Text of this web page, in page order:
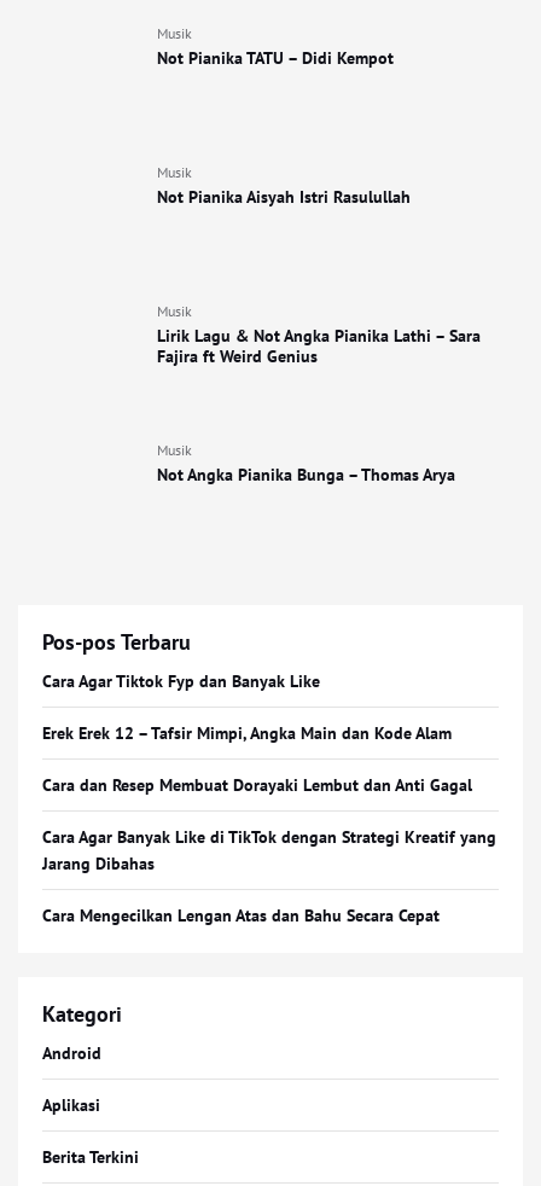
Musik
Not Pianika TATU – Didi Kempot
Musik
Not Pianika Aisyah Istri Rasulullah
Musik
Lirik Lagu & Not Angka Pianika Lathi – Sara
Fajira ft Weird Genius
Musik
Not Angka Pianika Bunga – Thomas Arya
Pos-pos Terbaru
Cara Agar Tiktok Fyp dan Banyak Like
Erek Erek 12 – Tafsir Mimpi, Angka Main dan Kode Alam
Cara dan Resep Membuat Dorayaki Lembut dan Anti Gagal
Cara Agar Banyak Like di TikTok dengan Strategi Kreatif yang
Jarang Dibahas
Cara Mengecilkan Lengan Atas dan Bahu Secara Cepat
Kategori
Android
Aplikasi
Berita Terkini